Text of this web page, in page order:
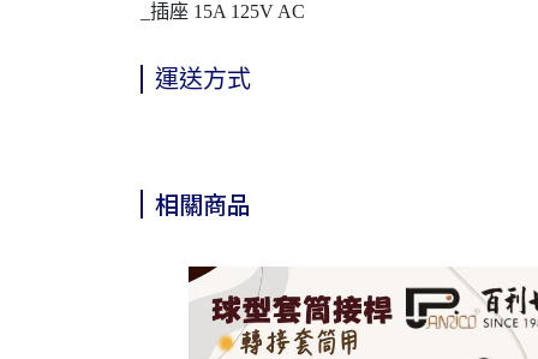
_插座 15A 125V AC
運送方式
相關商品